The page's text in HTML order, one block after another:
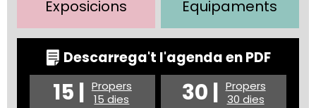
Exposicions Equipaments
Descarrega't l'agenda en PDF
15 | Propers
15 dies
30 | Propers
30 dies